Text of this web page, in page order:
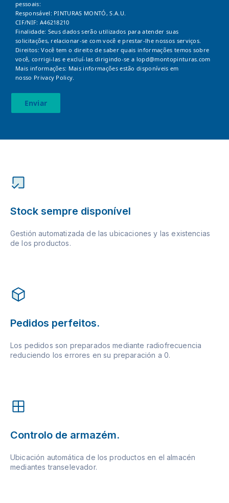
pessoais:
Responsável: PINTURAS MONTÓ, S.A.U.
CIF/NIF: A46218210
Finalidade: Seus dados serão utilizados para atender suas
solicitações, relacionar-se com você e prestar-lhe nossos serviços.
Direitos: Você tem o direito de saber quais informações temos sobre
você, corrigi-las e excluí-las dirigindo-se a lopd@montopinturas.com
Mais informações: Mais informações estão disponíveis em
nosso Privacy Policy.
Enviar
Stock sempre disponível
Gestión automatizada de las ubicaciones y las existencias
de los productos.
Pedidos perfeitos.
Los pedidos son preparados mediante radiofrecuencia
reduciendo los errores en su preparación a 0.
Controlo de armazém.
Ubicación automática de los productos en el almacén
mediantes transelevador.